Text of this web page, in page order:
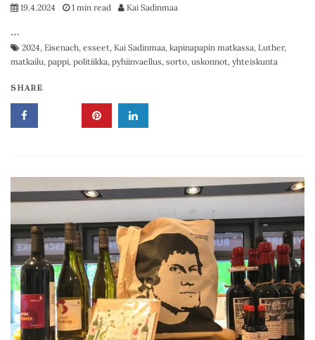
19.4.2024 1 min read Kai Sadinmaa
…
2024, Eisenach, esseet, Kai Sadinmaa, kapinapapin matkassa, Luther,
matkailu, pappi, politiikka, pyhiinvaellus, sorto, uskonnot, yhteiskunta
SHARE